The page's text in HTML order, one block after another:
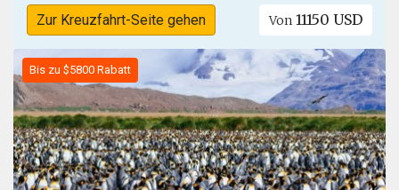
Zur Kreuzfahrt-Seite gehen Von 11150 USD
Bis zu $5800 Rabatt